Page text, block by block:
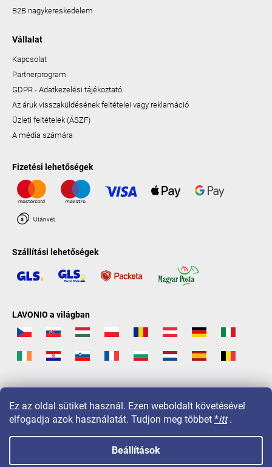
Ez az oldal sütiket használ. Ezen weboldalt követésével
elfogadja azok használatát. Tudjon meg többet *itt.
Beállítások
B2B nagykereskedelem
Vállalat
Kapcsolat
Partnerprogram
GDPR - Adatkezelési tájékoztató
Az áruk visszaküldésének feltételei vagy reklamáció
Üzleti feltételek (ÁSZF)
A média számára
Fizetési lehetőségek
Szállítási lehetőségek
LAVONIO a világban
Copyright 2026 LAVONIO.hu. Minden jog fenntartva.